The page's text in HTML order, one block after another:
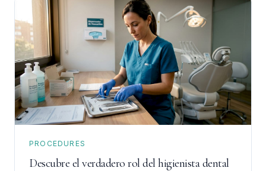
PROCEDURES
Descubre el verdadero rol del higienista dental